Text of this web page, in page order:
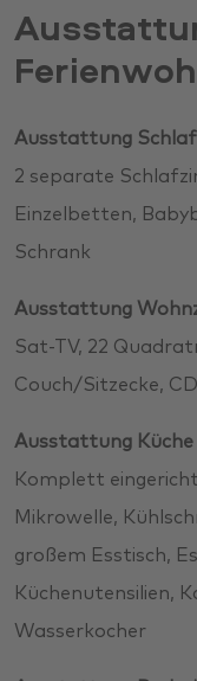
Ausstattung
2 separate
Einzelbetten,
Schrank
Ausstattung
Sat-TV, 22
Couch/Sitzecke,
Ausstattung Küche
Komplett
Mikrowelle,
großem Esstisch,
Küchenutensilien,
Wasserkocher